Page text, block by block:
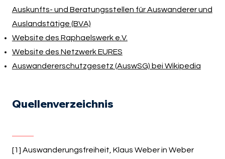
Aus­kunfts- und Be­ra­tungs­stel­len für Aus­wan­de­rer und
Aus­land­stä­ti­ge (BVA)
Website des Raphaelswerk e.V.
Website des Netzwerk EURES
Auswandererschutzgesetz (AuswSG) bei Wikipedia
Quellenverzeichnis
[1] Auswanderungsfreiheit, Klaus Weber in Weber